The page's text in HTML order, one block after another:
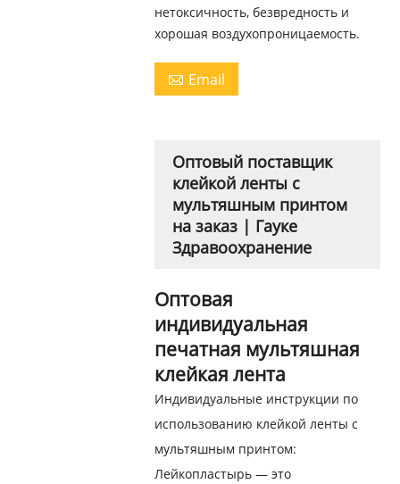
нетоксичность, безвредность и
хорошая воздухопроницаемость.
 Email
Оптовый поставщик
клейкой ленты с
мультяшным принтом
на заказ | Гауке
Здравоохранение
Оптовая
индивидуальная
печатная мультяшная
клейкая лента
Индивидуальные инструкции по
использованию клейкой ленты с
мультяшным принтом:
Лейкопластырь — это